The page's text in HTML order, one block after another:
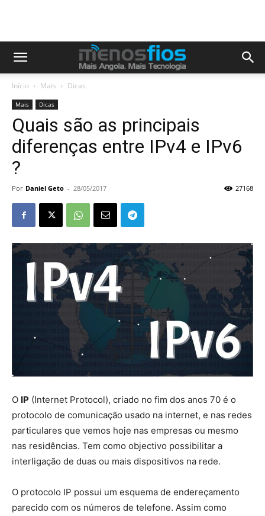
Início Mais Dicas
Mais Dicas
Quais são as principais
diferenças entre IPv4 e IPv6
?
Por Daniel Geto - 28/05/2017 27168
O IP (Internet Protocol), criado no fim dos anos 70 é o
protocolo de comunicação usado na internet, e nas redes
particulares que vemos hoje nas empresas ou mesmo
nas residências. Tem como objectivo possibilitar a
interligação de duas ou mais dispositivos na rede.
O protocolo IP possui um esquema de endereçamento
parecido com os números de telefone. Assim como